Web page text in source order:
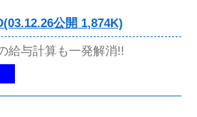
公開 1,874K)
給与計算も一発解消!!